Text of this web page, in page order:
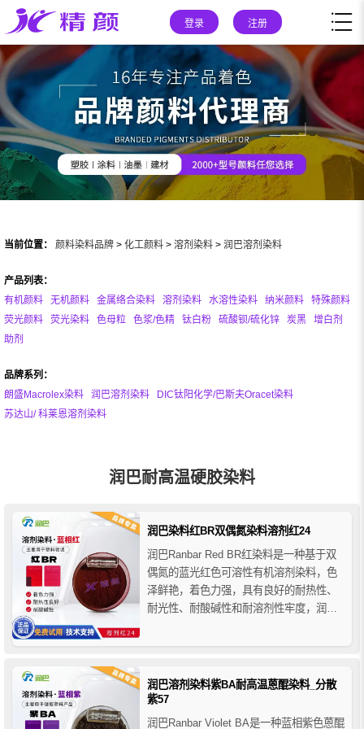
登录 注册
当前位置： 颜料染料品牌 > 化工颜料 > 溶剂染料 > 润巴溶剂染料
产品列表：
有机颜料
无机颜料 金属络合染料 溶剂染料 水溶性染料 纳米颜料
特殊颜料
荧光颜料
荧光染料 色母粒 色浆/色精 钛白粉 硫酸钡/硫化锌 炭黑
增白剂
助剂
品牌系列：
朗盛Macrolex染料
润巴溶剂染料
DIC钛阳化学/巴斯夫Oracet染料
苏达山/ 科莱恩溶剂染料
润巴耐高温硬胶染料
润巴染料红BR双偶氮染料溶剂红24
润巴Ranbar Red BR红染料是一种基于双
偶氮的蓝光红色可溶性有机溶剂染料，色
泽鲜艳，着色力强，具有良好的耐热性、
耐光性、耐酸碱性和耐溶剂性牢度，润巴
酮，易溶于苯，主要用于聚苯乙烯、醋酸
烯PVC等多种塑料的着色，也可用于油漆
和圆珠笔墨水的...
润巴溶剂染料紫BA耐高温蒽醌染料_分散
紫57
润巴Ranbar Violet BA是一种蓝相紫色蒽醌